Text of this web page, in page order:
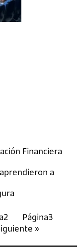
Financiera
a
2 Página3
»